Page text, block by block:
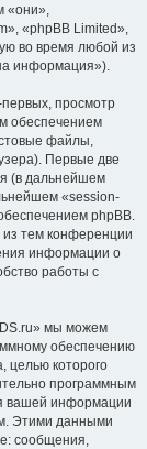
«они»,
«phpBB Limited»,
во время любой из
информация»).
просмотр
обеспечением
файлы,
Первые две
(в дальнейшем
«session-
phpBB.
из тем конференции
информации о
работы с
мы можем
обеспечению
целью которого
программным
вашей информации
Этими данными
сообщения,